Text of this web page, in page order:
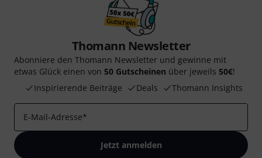
Thomann Newsletter
Abonniere den Thomann Newsletter und gewinne mit
etwas Glück einen von 50 Gutscheinen über jeweils 50€!
Inspirierende Beiträge
Deals Thomann Insights
E-Mail-Adresse*
Jetzt anmelden